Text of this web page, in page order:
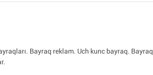
Bayraq reklam. Uch kunc bayraq. Bayraq